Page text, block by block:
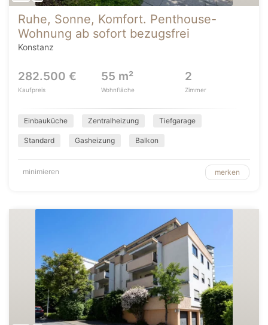
Ruhe, Sonne, Komfort. Penthouse-
Wohnung ab sofort bezugsfrei
Konstanz
282.500 €
Kaufpreis
55 m²
Wohnfläche
2
Zimmer
Einbauküche Zentralheizung Tiefgarage
Standard Gasheizung Balkon
minimieren merken